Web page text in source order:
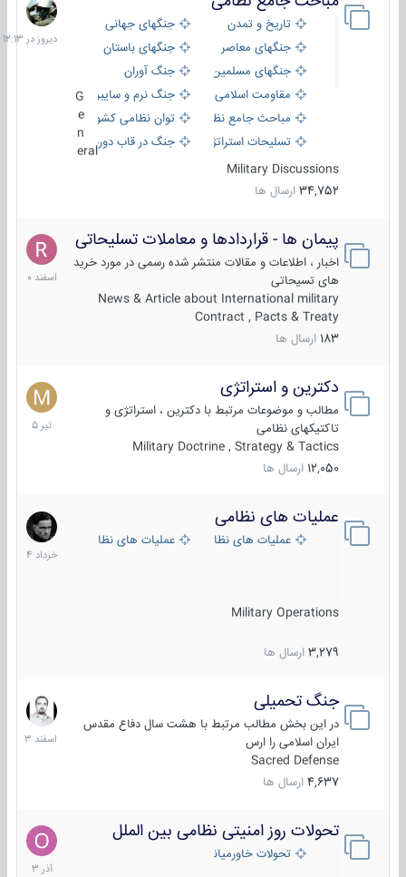
تاریخ و تمدن
جنگهای جهانی
جنگهای معاصر
جنگهای باستان
جنگهای مسلمین
جنگ آوران
مقاومت اسلامی
جنگ نرم و سایبری
مباحث جامع نظامی
توان نظامی کشورها
تسلیحات استراتژیک
جنگ در قاب دوربین
eral
Military Discussions
34,752 ارسال ها
در
12:13
پیمان ها - قراردادها و معاملات تسلیحاتی
اخبار ، اطلاعات و مقالات منتشر شده رسمی در مورد خرید
های تسیحاتی
News & Article about International military
Contract , Pacts & Treaty
183 ارسال ها
7
اسفند
1400
دکترین و استراتژی
مطالب و موضوعات مرتبط با دکترین ، استراتژی و
تاکتیکهای نظامی
Military Doctrine , Strategy & Tactics
12,050 ارسال ها
27
تیر
1405
عملیات های نظامی
عملیات های نظامی ایرانعملیات های نظامی خارجی
Military Operations
3,279 ارسال ها
5
خرداد
1404
جنگ تحمیلی
در این بخش مطالب مرتبط با هشت سال دفاع مقدس
ایران اسلامی را ارس
Sacred Defense
4,637 ارسال ها
20
اسفند
1403
تحولات روز امنیتی نظامی بین الملل
تحولات خاورمیانه
21
آذر
1403